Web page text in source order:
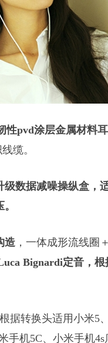
性pvd涂层金属材料
缆。
数据减噪操纵盒，
造 ，一体成形流线圈
Bignardi定音，
据转换头适用小米5
机5C、小米手机